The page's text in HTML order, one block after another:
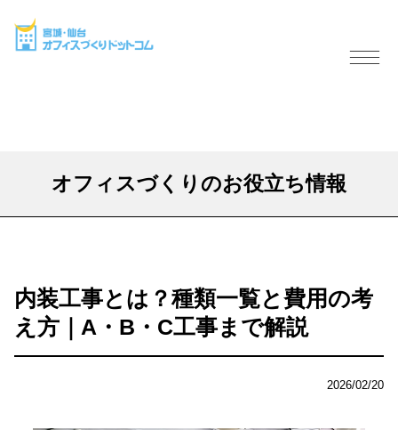
オフィスづくりのお役立ち情報
内装工事とは？種類一覧と費用の考
え方｜A・B・C工事まで解説
2026/02/20